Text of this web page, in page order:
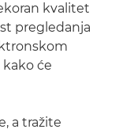
kvalitet
pregledanja
će
a tražite